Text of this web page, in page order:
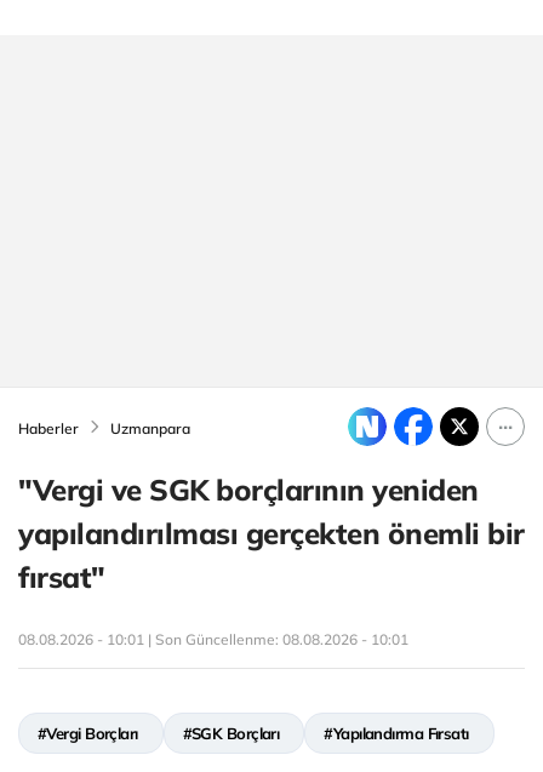
Haberler Uzmanpara
"Vergi ve SGK borçlarının yeniden
yapılandırılması gerçekten önemli bir
fırsat"
08.08.2026 - 10:01 | Son Güncellenme: 08.08.2026 - 10:01
#Vergi Borçları #SGK Borçları #Yapılandırma Fırsatı